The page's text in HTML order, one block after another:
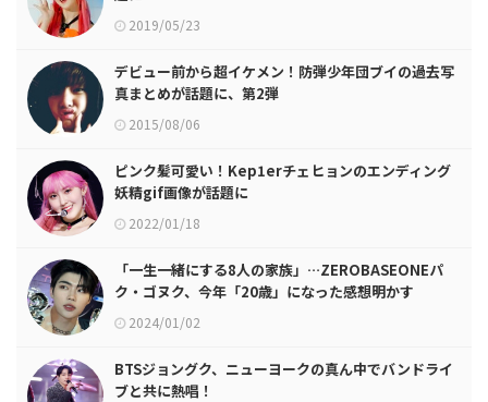
2019/05/23
デビュー前から超イケメン！防弾少年団ブイの過去写
真まとめが話題に、第2弾
2015/08/06
ピンク髪可愛い！Kep1erチェヒョンのエンディング
妖精gif画像が話題に
2022/01/18
「一生一緒にする8人の家族」…ZEROBASEONEパ
ク・ゴヌク、今年「20歳」になった感想明かす
2024/01/02
BTSジョングク、ニューヨークの真ん中でバンドライ
ブと共に熱唱！